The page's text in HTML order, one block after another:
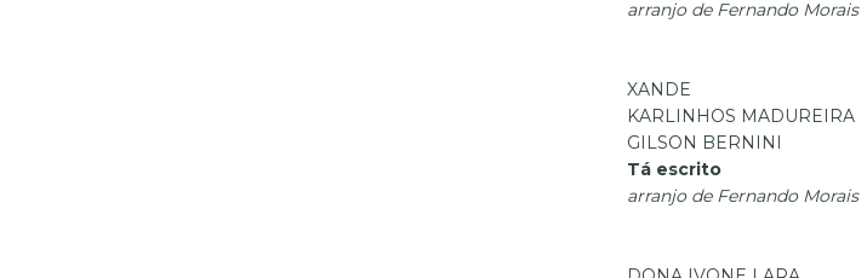
arranjo de Fernando Morais
XANDE
KARLINHOS MADUREIRA
GILSON BERNINI
Tá escrito
arranjo de Fernando Morais